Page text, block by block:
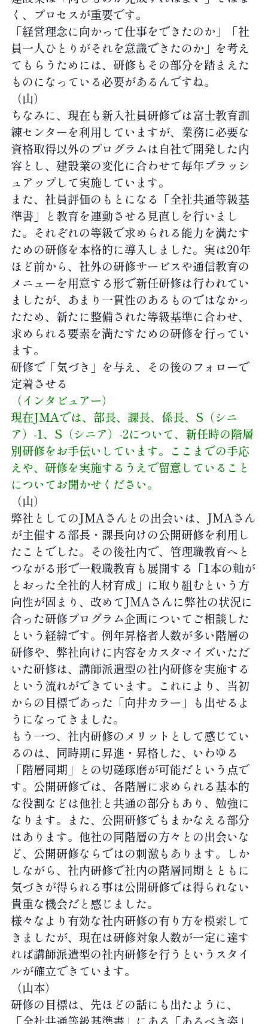
く、プロセスが重要です。
「経営理念に向かって仕事をできたのか」「社
員一人ひとりがそれを意識できたのか」を考え
てもらうためには、研修もその部分を踏まえた
ものになっている必要があるんですね。
（山）
ちなみに、現在も新入社員研修では富士教育訓
練センターを利用していますが、業務に必要な
資格取得以外のプログラムは自社で開発した内
容とし、建設業の変化に合わせて毎年ブラッシ
ュアップして実施しています。
また、社員評価のもとになる「全社共通等級基
準書」と教育を連動させる見直しを行いまし
た。それぞれの等級で求められる能力を満たす
ための研修を本格的に導入しました。実は20年
ほど前から、社外の研修サービスや通信教育の
メニューを用意する形で新任研修は行われてい
ましたが、あまり一貫性のあるものではなかっ
たため、新たに整備された等級基準に合わせ、
求められる要素を満たすための研修を行ってい
ます。
研修で「気づき」を与え、その後のフォローで
定着させる
（インタビュアー）
現在JMAでは、部長、課長、係長、S（シニ
ア）-1、S（シニア）-2について、新任時の階層
別研修をお手伝いしています。ここまでの手応
えや、研修を実施するうえで留意していること
についてお聞かせください。
（山）
弊社としてのJMAさんとの出会いは、JMAさん
が主催する部長・課長向けの公開研修を利用し
たことでした。その後社内で、管理職教育へと
つながる形で一般職教育も展開する「1本の軸が
とおった全社的人材育成」に取り組むという方
向性が固まり、改めてJMAさんに弊社の状況に
合った研修プログラム企画についてご相談した
という経緯です。例年昇格者人数が多い階層の
研修や、弊社向けに内容をカスタマイズいただ
いた研修は、講師派遣型の社内研修を実施する
という流れができています。これにより、当初
からの目標であった「向井カラー」も出せるよ
うになってきました。
もう一つ、社内研修のメリットとして感じてい
るのは、同時期に昇進・昇格した、いわゆる
「階層同期」との切磋琢磨が可能だという点で
す。公開研修では、各階層に求められる基本的
な役割などは他社と共通の部分もあり、勉強に
なります。また、公開研修でもまかなえる部分
はあります。他社の同階層の方々との出会いな
ど、公開研修ならではの刺激もあります。しか
しながら、社内研修で社内の階層同期とともに
気づきが得られる事は公開研修では得られない
貴重な機会だと感じました。
様々なより有効な社内研修の有り方を模索して
きましたが、現在は研修対象人数が一定に達す
れば講師派遣型の社内研修を行うというスタイ
ルが確立できています。
（山本）
研修の目標は、先ほどの話にも出たように、